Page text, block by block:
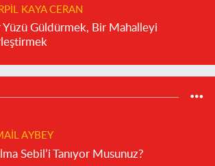
KAYA CERAN
Yüzü Güldürmek, Bir Mahalleyi
AYBEY
Sebil’i Tanıyor Musunuz?